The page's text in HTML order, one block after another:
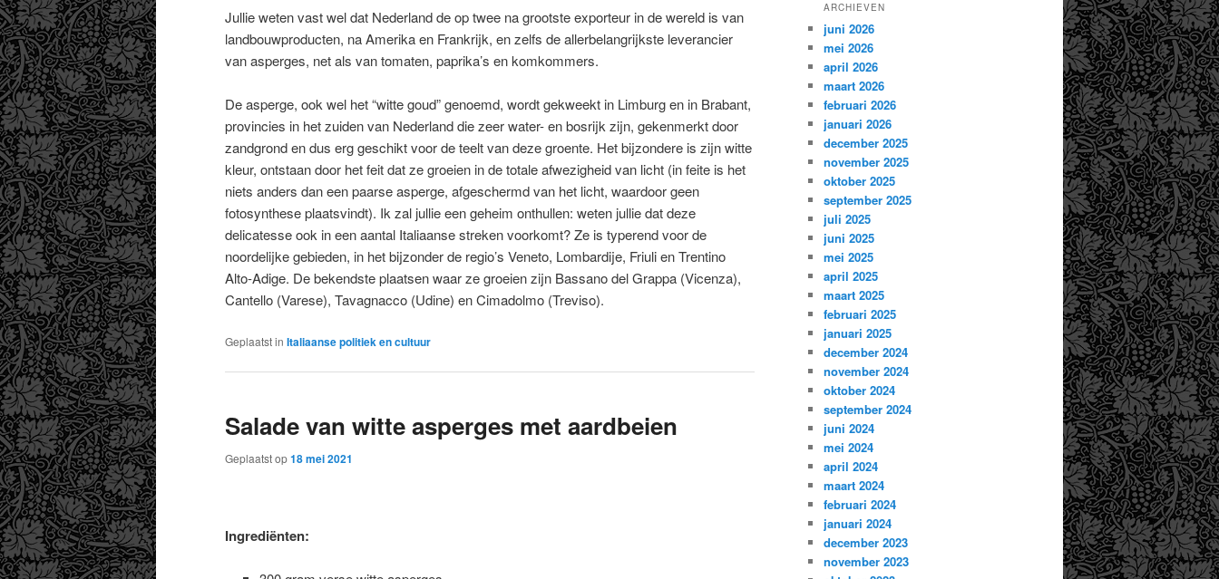
Jullie weten vast wel dat Nederland de op twee na grootste exporteur in de wereld is van
landbouwproducten, na Amerika en Frankrijk, en zelfs de allerbelangrijkste leverancier
van asperges, net als van tomaten, paprika’s en komkommers.
De asperge, ook wel het “witte goud” genoemd, wordt gekweekt in Limburg en in Brabant,
provincies in het zuiden van Nederland die zeer water- en bosrijk zijn, gekenmerkt door
zandgrond en dus erg geschikt voor de teelt van deze groente. Het bijzondere is zijn witte
kleur, ontstaan door het feit dat ze groeien in de totale afwezigheid van licht (in feite is het
niets anders dan een paarse asperge, afgeschermd van het licht, waardoor geen
fotosynthese plaatsvindt). Ik zal jullie een geheim onthullen: weten jullie dat deze
delicatesse ook in een aantal Italiaanse streken voorkomt? Ze is typerend voor de
noordelijke gebieden, in het bijzonder de regio’s Veneto, Lombardije, Friuli en Trentino
Alto-Adige. De bekendste plaatsen waar ze groeien zijn Bassano del Grappa (Vicenza),
Cantello (Varese), Tavagnacco (Udine) en Cimadolmo (Treviso).
Geplaatst in Italiaanse politiek en cultuur
Salade van witte asperges met aardbeien
Geplaatst op18 mei 2021
Ingrediënten:
ARCHIEVEN
juni 2026
mei 2026
april 2026
maart 2026
februari 2026
januari 2026
december 2025
november 2025
oktober 2025
september 2025
juli 2025
juni 2025
mei 2025
april 2025
maart 2025
februari 2025
januari 2025
december 2024
november 2024
oktober 2024
september 2024
juni 2024
mei 2024
april 2024
maart 2024
februari 2024
januari 2024
december 2023
november 2023